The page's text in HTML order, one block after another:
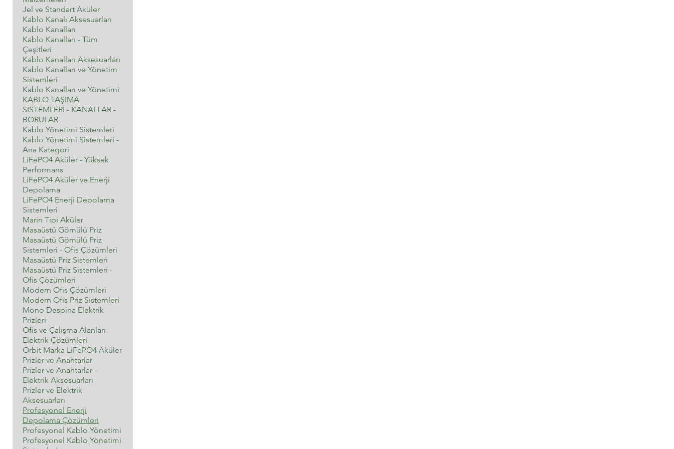
Jel ve Standart Aküler
Kablo Kanalı Aksesuarları
Kablo Kanalları
Kablo Kanalları - Tüm
Çeşitleri
Kablo Kanalları Aksesuarları
Kablo Kanalları ve Yönetim
Sistemleri
Kablo Kanalları ve Yönetimi
KABLO TAŞIMA
SİSTEMLERİ - KANALLAR -
BORULAR
Kablo Yönetimi Sistemleri
Kablo Yönetimi Sistemleri -
Ana Kategori
LiFePO4 Aküler - Yüksek
Performans
LiFePO4 Aküler ve Enerji
Depolama
LiFePO4 Enerji Depolama
Sistemleri
Marin Tipi Aküler
Masaüstü Gömülü Priz
Masaüstü Gömülü Priz
Sistemleri - Ofis Çözümleri
Masaüstü Priz Sistemleri
Masaüstü Priz Sistemleri -
Ofis Çözümleri
Modern Ofis Çözümleri
Modern Ofis Priz Sistemleri
Mono Despina Elektrik
Prizleri
Ofis ve Çalışma Alanları
Elektrik Çözümleri
Orbit Marka LiFePO4 Aküler
Prizler ve Anahtarlar
Prizler ve Anahtarlar -
Elektrik Aksesuarları
Prizler ve Elektrik
Aksesuarları
Profesyonel Enerji
Depolama Çözümleri
Profesyonel Kablo Yönetimi
Profesyonel Kablo Yönetimi